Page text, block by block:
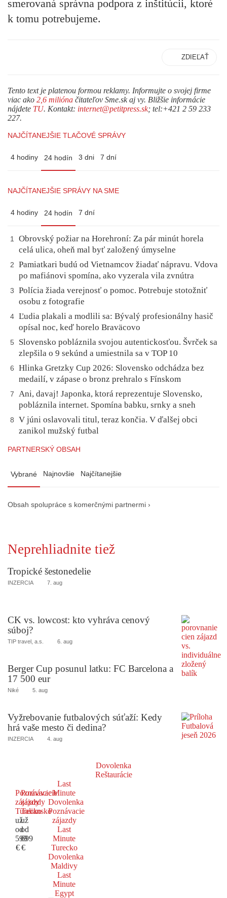
smerovaná správna podpora z inštitúcii, ktoré
k tomu potrebujeme.
ZDIEĽAŤ
Tento text je platenou formou reklamy. Informujte o svojej firme
viac ako 2,6 milióna čitateľov Sme.sk aj vy. Bližšie informácie
nájdete TU. Kontakt: internet@petitpress.sk; tel:+421 2 59 233
227.
NAJČÍTANEJŠIE TLAČOVÉ SPRÁVY
4 hodiny 24 hodín 3 dni 7 dní
NAJČÍTANEJŠIE SPRÁVY NA SME
4 hodiny 24 hodín 7 dní
1
Obrovský požiar na Horehroní: Za pár minút horela
celá ulica, oheň mal byť založený úmyselne
2
Pamiatkari budú od Vietnamcov žiadať nápravu. Vdova
po mafiánovi spomína, ako vyzerala vila zvnútra
3
Polícia žiada verejnosť o pomoc. Potrebuje stotožniť
osobu z fotografie
4 Ľudia plakali a modlili sa: Bývalý profesionálny hasič
opísal noc, keď horelo Braväcovo
5
Slovensko pobláznila svojou autentickosťou. Švrček sa
zlepšila o 9 sekúnd a umiestnila sa v TOP 10
6
Hlinka Gretzky Cup 2026: Slovensko odchádza bez
medailí, v zápase o bronz prehralo s Fínskom
7
Ani, davaj! Japonka, ktorá reprezentuje Slovensko,
pobláznila internet. Spomína babku, srnky a sneh
8
V júni oslavovali titul, teraz končia. V ďalšej obci
zanikol mužský futbal
PARTNERSKÝ OBSAH
Vybrané Najnovšie Najčítanejšie
Obsah spolupráce s komerčnými partnermi ›
Neprehliadnite tiež
Tropické šestonedelie
INZERCIA 7. aug
CK vs. lowcost: kto vyhráva cenový
súboj?
TIP travel, a.s. 6. aug
Berger Cup posunul latku: FC Barcelona a
17 500 eur
Niké 5. aug
Vyžrebovanie futbalových súťaží: Kedy
hrá vaše mesto či dedina?
INZERCIA 4. aug
Dovolenka
Reštaurácie
Poznávacie
zájazdy
Turecko
už
od
599
€
Poznávacie
zájazdy
Taliansko
už
od
699
€
Last
Minute
Dovolenka
Poznávacie
zájazdy
Last
Minute
Turecko
Dovolenka
Maldivy
Last
Minute
Egypt